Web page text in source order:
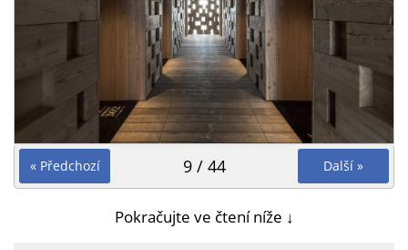
« Předchozí Další »
9 / 44
Pokračujte ve čtení níže ↓